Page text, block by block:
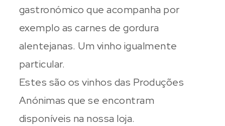
gastronómico que acompanha por
exemplo as carnes de gordura
alentejanas. Um vinho igualmente
particular.
Estes são os vinhos das Produções
Anónimas que se encontram
disponíveis na nossa loja.